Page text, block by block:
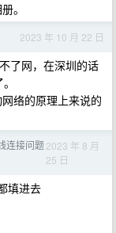
。
2023 年 10 月 22 日
了网，在深圳的话
络的原理上来说的
连接问题2023 年 8 月
25 日
填进去